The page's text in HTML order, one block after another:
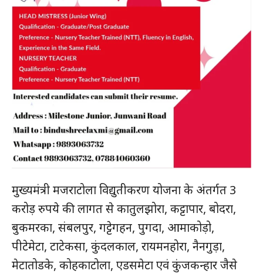
मुख्यमंत्री मजराटोला विद्युतीकरण योजना के अंतर्गत 3
करोड़ रुपये की लागत से कातुलझोरा, कट्टापार, बोदरा,
बुकमरका, संबलपुर, गट्टेगहन, पुगदा, आमाकोड़ो,
पीटेमेटा, टाटेकसा, कुंदलकाल, रायमनहोरा, नैनगुड़ा,
मेटातोडके, कोहकाटोला, एडसमेटा एवं कुंजकन्हार जैसे